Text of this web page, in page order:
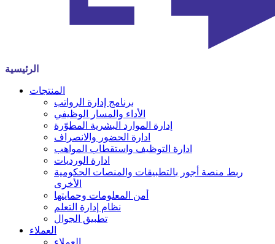
الرئيسية
المنتجات
برنامج إدارة الرواتب
الأداء والمسار الوظيفي
إدارة الموارد البشرية المطوّرة
ادارة الحضور والانصراف
ادارة التوظيف واستقطاب المواهب
ادارة الورديات
ربط منصة أجور بالتطبيقات والمنصات الحكومية
الأخرى
أمن المعلومات وحمايتها
نظام إدارة التعلم
تطبيق الجوال
العملاء